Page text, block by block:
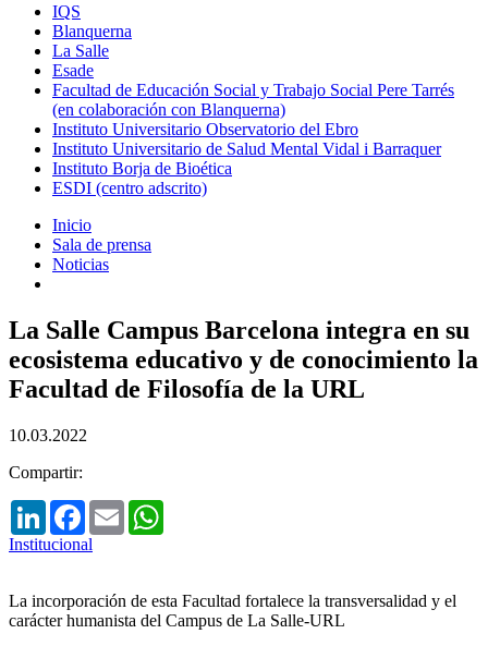
IQS
Blanquerna
La Salle
Esade
Facultad de Educación Social y Trabajo Social Pere Tarrés
(en colaboración con Blanquerna)
Instituto Universitario Observatorio del Ebro
Instituto Universitario de Salud Mental Vidal i Barraquer
Instituto Borja de Bioética
ESDI (centro adscrito)
Inicio
Sala de prensa
Noticias
La Salle Campus Barcelona integra en su
ecosistema educativo y de conocimiento la
Facultad de Filosofía de la URL
10.03.2022
Compartir:
LinkedInFacebook
Email
Institucional
La incorporación de esta Facultad fortalece la transversalidad y el
carácter humanista del Campus de La Salle-URL